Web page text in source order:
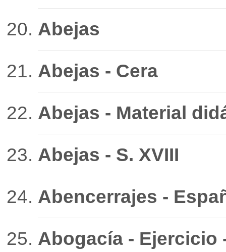
Abejas
Abejas - Cera
Abejas - Material
Abejas - S. XVIII
Abencerrajes -
Abogacía - Ejercicio